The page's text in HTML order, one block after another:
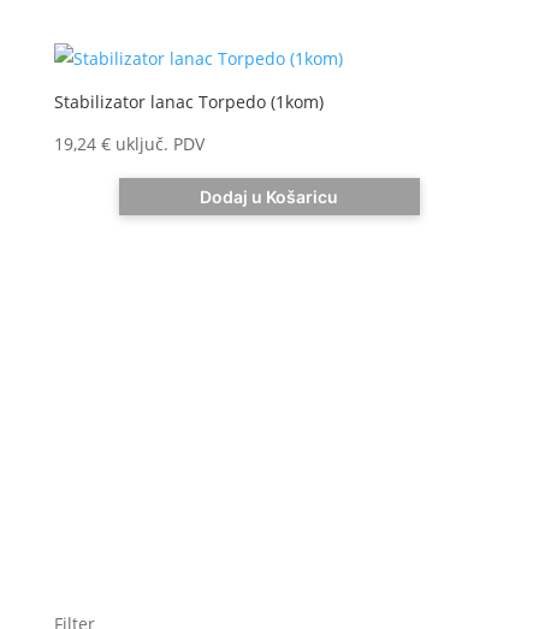
Stabilizator lanac Torpedo (1kom)
19,24 € uključ. PDV
Dodaj u Košaricu
Filter